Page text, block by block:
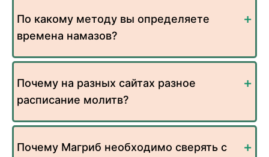
По какому методу вы определяете
времена намазов?
Почему на разных сайтах разное
расписание молитв?
Почему Магриб необходимо сверять с